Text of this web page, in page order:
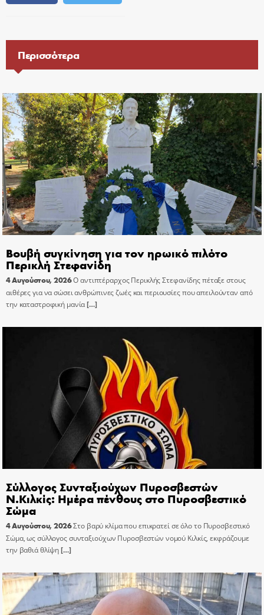
Περισσότερα
Βουβή συγκίνηση για τον ηρωικό πιλότο
Περικλή Στεφανίδη
4 Αυγούστου, 2026Ο αντιπτέραρχος Περικλής Στεφανίδης πέταξε στους
αιθέρες για να σώσει ανθρώπινες ζωές και περιουσίες που απειλούνταν από
την καταστροφική μανία[…]
Σύλλογος Συνταξιούχων Πυροσβεστών
Ν.Κιλκίς: Ημέρα πένθους στο Πυροσβεστικό
Σώμα
4 Αυγούστου, 2026Στο βαρύ κλίμα που επικρατεί σε όλο το Πυροσβεστικό
Σώμα, ως σύλλογος συνταξιούχων Πυροσβεστών νομού Κιλκίς, εκφράζουμε
την βαθιά θλίψη[…]